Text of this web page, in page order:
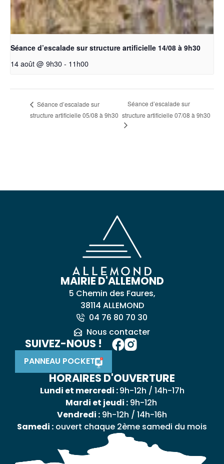
Séance d’escalade sur structure artificielle 14/08 à 9h30
14 août @ 9h30- 11h00
Séance d’escalade sur
structure artificielle 05/08 à 9h30
Séance d’escalade sur
structure artificielle 07/08 à 9h30
MAIRIE D'ALLEMOND
5 Chemin des Faures,
38114 ALLEMOND
04 76 80 70 30
Nous contacter
SUIVEZ-NOUS !
PANNEAU POCKET
HORAIRES D'OUVERTURE
Lundi et mercredi :9h-12h / 14h-17h
Mardi et jeudi :9h-12h
Vendredi : 9h-12h / 14h-16h
Samedi : ouvert chaque 2ème samedi du mois